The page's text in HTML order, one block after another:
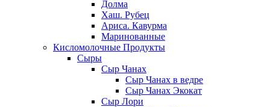
Долма
Хаш. Рубец
Ариса. Кавурма
Маринованные
Кисломолочные Продукты
Сыры
Сыр Чанах
Сыр Чанах в ведре
Сыр Чанах Экокат
Сыр Лори